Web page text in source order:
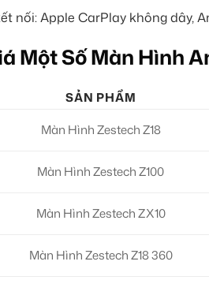
nối: Apple CarPlay không dây,
Một Số Màn Hình
SẢN PHẨM
Màn Hình Zestech Z18
Màn Hình Zestech Z100
Màn Hình Zestech ZX10
Màn Hình Zestech Z18 360